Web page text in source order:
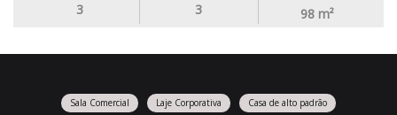
3 3 98 m²
Sala Comercial Laje Corporativa Casa de alto padrão